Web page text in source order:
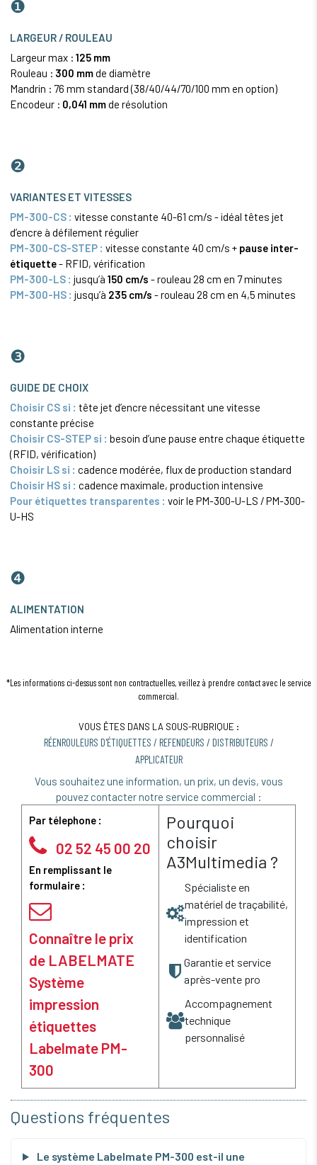
❶
LARGEUR / ROULEAU
Largeur max : 125 mm
Rouleau : 300 mmde diamètre
Mandrin : 76 mm standard (38/40/44/70/100 mm en option)
Encodeur : 0,041 mmde résolution
❷
VARIANTES ET VITESSES
PM-300-CS : vitesse constante 40-61 cm/s - idéal têtes jet
d’encre à défilement régulier
PM-300-CS-STEP : vitesse constante 40 cm/s + pause inter-
étiquette- RFID, vérification
PM-300-LS : jusqu’à 150 cm/s - rouleau 28 cm en 7 minutes
PM-300-HS : jusqu’à 235 cm/s - rouleau 28 cm en 4,5 minutes
❸
GUIDE DE CHOIX
Choisir CS si : tête jet d’encre nécessitant une vitesse
constante précise
Choisir CS-STEP si : besoin d’une pause entre chaque étiquette
(RFID, vérification)
Choisir LS si : cadence modérée, flux de production standard
Choisir HS si : cadence maximale, production intensive
Pour étiquettes transparentes : voir le PM-300-U-LS / PM-300-
U-HS
❹
ALIMENTATION
Alimentation interne
*Les informations ci-dessus sont non contractuelles, veillez à prendre contact avec le service
commercial.
VOUS ÊTES DANS LA SOUS-RUBRIQUE :
RÉENROULEURS D'ÉTIQUETTES / REFENDEURS / DISTRIBUTEURS /
APPLICATEUR
Vous souhaitez une information, un prix, un devis, vous
pouvez contacter notre service commercial :
Par télephone :
02 52 45 00 20
En remplissant le
formulaire :
Connaître le prix
de LABELMATE
Système
impression
étiquettes
Labelmate PM-
300
Pourquoi
choisir
A3Multimedia ?
Spécialiste en
matériel de traçabilité,
impression et
identification
Garantie et service
après-vente pro
Accompagnement
technique
personnalisé
Questions fréquentes
Le système Labelmate PM-300 est-il une